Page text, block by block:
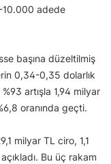
adede
başına düzeltilmiş
0,34-0,35 dolarlık
artışla 1,94 milyar
oranında geçti.
milyar TL ciro, 1,1
Bu üç rakam